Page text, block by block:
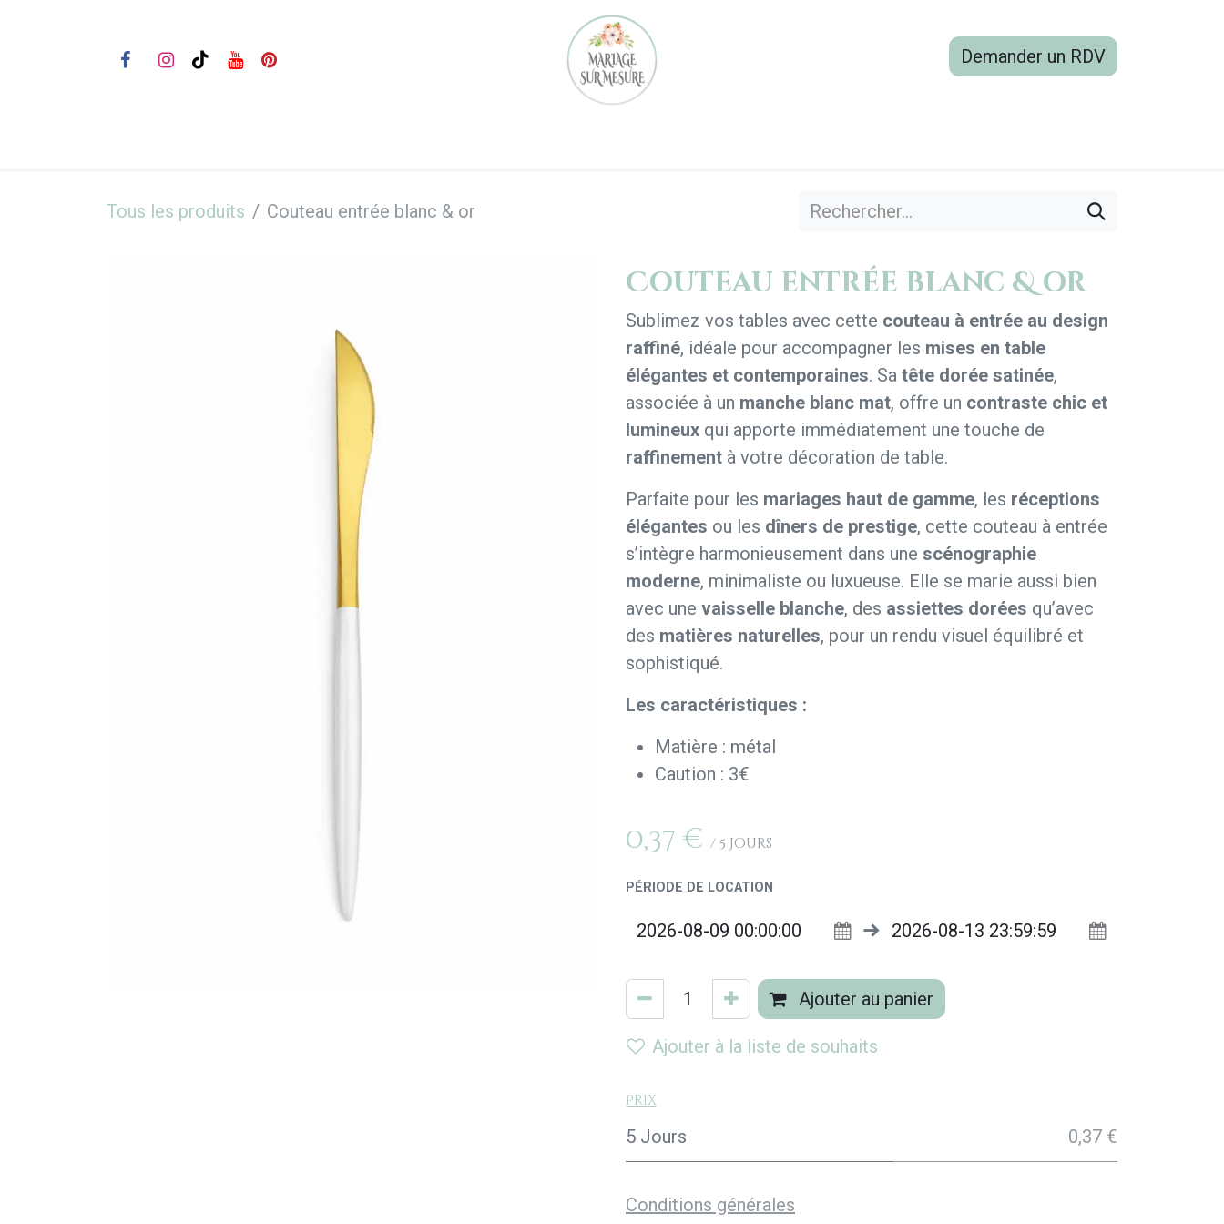
Demander un RDV
Tous les produits Couteau entrée blanc & or
Couteau entrée blanc & or
Sublimez vos tables avec cette couteau à entrée au design
raffiné, idéale pour accompagner les mises en table
élégantes et contemporaines. Sa tête dorée satinée,
associée à un manche blanc mat, offre un contraste chic et
lumineux qui apporte immédiatement une touche de
raffinement à votre décoration de table.
Parfaite pour les mariages haut de gamme, les réceptions
élégantes ou les dîners de prestige, cette couteau à entrée
s’intègre harmonieusement dans une scénographie
moderne, minimaliste ou luxueuse. Elle se marie aussi bien
avec une vaisselle blanche, des assiettes dorées qu’avec
des matières naturelles, pour un rendu visuel équilibré et
sophistiqué.
Les caractéristiques :
Matière : métal
Caution : 3€
0,37 € /5 Jours
PÉRIODE DE LOCATION
Ajouter au panier
Ajouter à la liste de souhaits
Prix
5 Jours 0,37 €
Conditions générales